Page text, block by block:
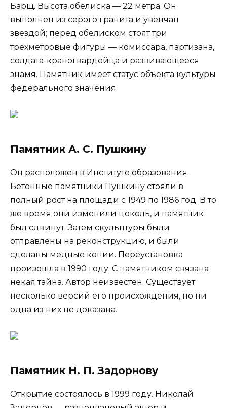
Барщ. Высота обелиска — 22 метра. Он
выполнен из серого гранита и увенчан
звездой; перед обелиском стоят три
трехметровые фигуры — комиссара, партизана,
солдата-краногвардейца и развивающееся
знамя. Памятник имеет статус объекта культуры
федерального значения.
Памятник А. С. Пушкину
Он расположен в Институте образования.
Бетонные памятники Пушкину стояли в
полный рост на площади с 1949 по 1986 год. В то
же время они изменили цоколь, и памятник
был сдвинут. Затем скульптуры были
отправлены на реконструкцию, и были
сделаны медные копии. Переустановка
произошла в 1990 году. С памятником связана
некая тайна. Автор неизвестен. Существует
несколько версий его происхождения, но ни
одна из них не доказана.
Памятник Н. П. Задорнову
Открытие состоялось в 1999 году. Николай